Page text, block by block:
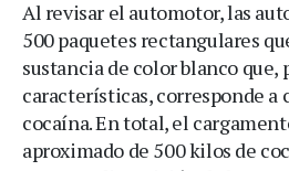
Al revisar el automotor, las
500 paquetes rectangulares
sustancia de color blanco que,
características, corresponde a
cocaína. En total, el
aproximado de 500 kilos de